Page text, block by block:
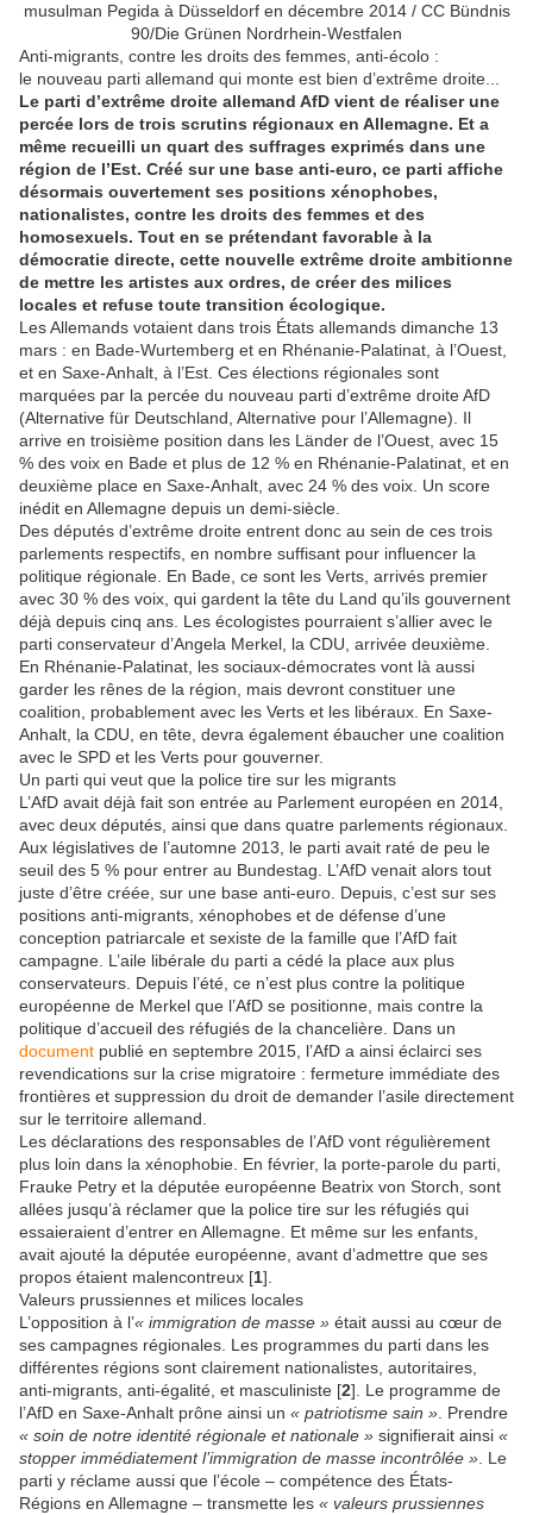
musulman Pegida à Düsseldorf en décembre 2014 / CC Bündnis
90/Die Grünen Nordrhein-Westfalen
Anti-migrants, contre les droits des femmes, anti-écolo :
le nouveau parti allemand qui monte est bien d’extrême droite...
Le parti d’extrême droite allemand AfD vient de réaliser une
percée lors de trois scrutins régionaux en Allemagne. Et a
même recueilli un quart des suffrages exprimés dans une
région de l’Est. Créé sur une base anti-euro, ce parti affiche
désormais ouvertement ses positions xénophobes,
nationalistes, contre les droits des femmes et des
homosexuels. Tout en se prétendant favorable à la
démocratie directe, cette nouvelle extrême droite ambitionne
de mettre les artistes aux ordres, de créer des milices
locales et refuse toute transition écologique.
Les Allemands votaient dans trois États allemands dimanche 13
mars : en Bade-Wurtemberg et en Rhénanie-Palatinat, à l’Ouest,
et en Saxe-Anhalt, à l’Est. Ces élections régionales sont
marquées par la percée du nouveau parti d’extrême droite AfD
(Alternative für Deutschland, Alternative pour l’Allemagne). Il
arrive en troisième position dans les Länder de l’Ouest, avec 15
% des voix en Bade et plus de 12 % en Rhénanie-Palatinat, et en
deuxième place en Saxe-Anhalt, avec 24 % des voix. Un score
inédit en Allemagne depuis un demi-siècle.
Des députés d’extrême droite entrent donc au sein de ces trois
parlements respectifs, en nombre suffisant pour influencer la
politique régionale. En Bade, ce sont les Verts, arrivés premier
avec 30 % des voix, qui gardent la tête du Land qu’ils gouvernent
déjà depuis cinq ans. Les écologistes pourraient s’allier avec le
parti conservateur d’Angela Merkel, la CDU, arrivée deuxième.
En Rhénanie-Palatinat, les sociaux-démocrates vont là aussi
garder les rênes de la région, mais devront constituer une
coalition, probablement avec les Verts et les libéraux. En Saxe-
Anhalt, la CDU, en tête, devra également ébaucher une coalition
avec le SPD et les Verts pour gouverner.
Un parti qui veut que la police tire sur les migrants
L’AfD avait déjà fait son entrée au Parlement européen en 2014,
avec deux députés, ainsi que dans quatre parlements régionaux.
Aux législatives de l’automne 2013, le parti avait raté de peu le
seuil des 5 % pour entrer au Bundestag. L’AfD venait alors tout
juste d’être créée, sur une base anti-euro. Depuis, c’est sur ses
positions anti-migrants, xénophobes et de défense d’une
conception patriarcale et sexiste de la famille que l’AfD fait
campagne. L’aile libérale du parti a cédé la place aux plus
conservateurs. Depuis l’été, ce n’est plus contre la politique
européenne de Merkel que l’AfD se positionne, mais contre la
politique d’accueil des réfugiés de la chancelière. Dans un
document publié en septembre 2015, l’AfD a ainsi éclairci ses
revendications sur la crise migratoire : fermeture immédiate des
frontières et suppression du droit de demander l’asile directement
sur le territoire allemand.
Les déclarations des responsables de l’AfD vont régulièrement
plus loin dans la xénophobie. En février, la porte-parole du parti,
Frauke Petry et la députée européenne Beatrix von Storch, sont
allées jusqu’à réclamer que la police tire sur les réfugiés qui
essaieraient d’entrer en Allemagne. Et même sur les enfants,
avait ajouté la députée européenne, avant d’admettre que ses
propos étaient malencontreux [1].
Valeurs prussiennes et milices locales
L’opposition à l’« immigration de masse » était aussi au cœur de
ses campagnes régionales. Les programmes du parti dans les
différentes régions sont clairement nationalistes, autoritaires,
anti-migrants, anti-égalité, et masculiniste [2]. Le programme de
l’AfD en Saxe-Anhalt prône ainsi un « patriotisme sain » . Prendre
« soin de notre identité régionale et nationale » signifierait ainsi «
stopper immédiatement l’immigration de masse incontrôlée » . Le
parti y réclame aussi que l’école – compétence des États-
Régions en Allemagne – transmette les « valeurs prussiennes